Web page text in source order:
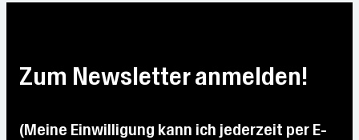
Zum Newsletter anmelden!
(Meine Einwilligung kann ich jederzeit per E-